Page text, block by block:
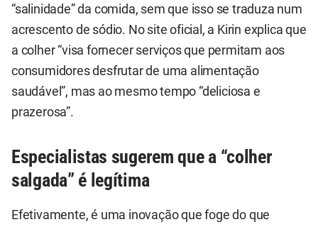
“salinidade” da comida, sem que isso se traduza num
acrescento de sódio. No site oficial, a Kirin explica que
a colher “visa fornecer serviços que permitam aos
consumidores desfrutar de uma alimentação
saudável”, mas ao mesmo tempo “deliciosa e
prazerosa”.
Especialistas sugerem que a “colher
salgada” é legítima
Efetivamente, é uma inovação que foge do que